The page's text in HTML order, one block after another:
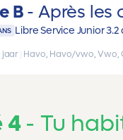
B Après les
Libre Service Junior 3.2
jaar Havo, Havo/vwo, Vwo,
4 Tu